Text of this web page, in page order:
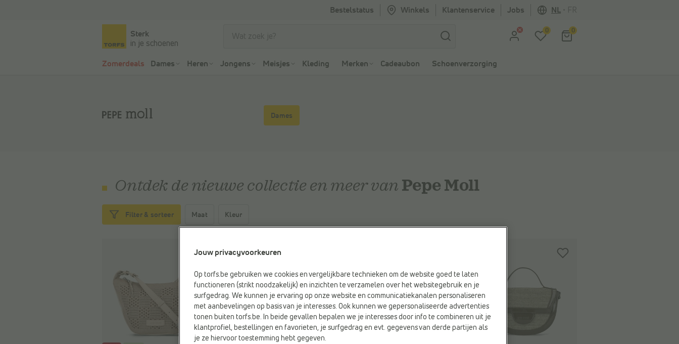
Bestelstatus Winkels Klantenservice Jobs NL
Sterk
in je schoenen
0 0
Zomerdeals Dames Heren Jongens Meisjes Kleding Merken Cadeaubon Schoenverzorging
Dames
Ontdek de nieuwe collectie en meer van Pepe Moll
Filter & sorteer Maat Kleur
Jouw privacyvoorkeuren
Op torfs.be gebruiken we cookies en vergelijkbare technieken om de website goed te laten
functioneren (strikt noodzakelijk) en inzichten te verzamelen over het websitegebruik en je
surfgedrag. We kunnen je ervaring op onze website en communicatiekanalen personaliseren
met aanbevelingen op basis van je interesses. Ook kunnen we gepersonaliseerde advertenties
tonen buiten torfs.be. In beide gevallen bepalen we je interesses door info te combineren uit je
klantprofiel, bestellingen en favorieten, je surfgedrag en evt. gegevens van derde partijen als
je ze hiervoor toestemming hebt gegeven.